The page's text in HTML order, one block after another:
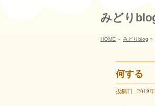
みどり
HOME » みどりblog »
何する
投稿日 : 2019